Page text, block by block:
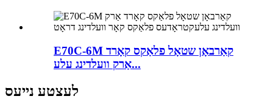
E70C-6M קאַרבאָן שטאָל פלאַקס קאָרד
אַרק וועלדינג עלע...
לעצטע נייעס